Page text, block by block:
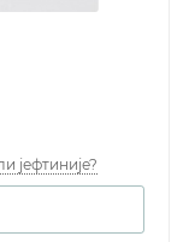
јефтиније?